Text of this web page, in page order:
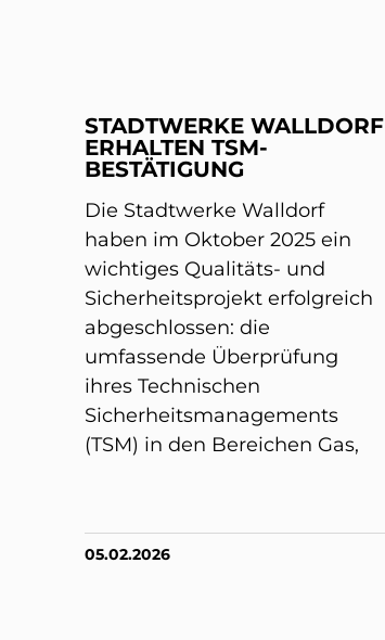
STADTWERKE WALLDORF
ERHALTEN TSM-
BESTÄTIGUNG
Die Stadtwerke Walldorf
haben im Oktober 2025 ein
wichtiges Qualitäts- und
Sicherheitsprojekt erfolgreich
abgeschlossen: die
umfassende Überprüfung
ihres Technischen
Sicherheitsmanagements
(TSM) in den Bereichen Gas,
05.02.2026